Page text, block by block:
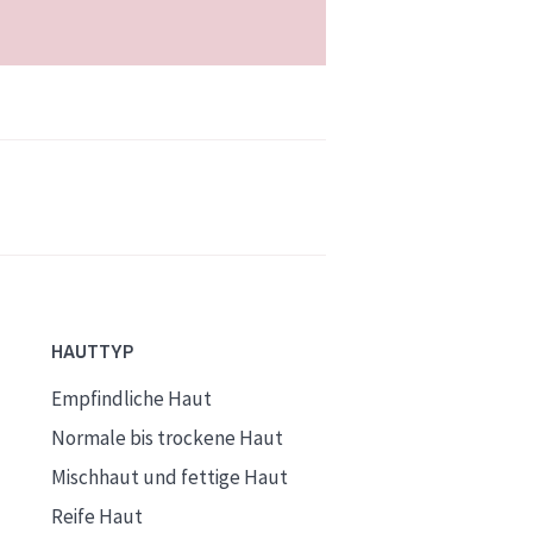
HAUTTYP
Empfindliche Haut
Normale bis trockene Haut
Mischhaut und fettige Haut
Reife Haut